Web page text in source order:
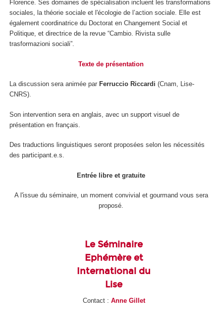
Florence. Ses domaines de spécialisation incluent les transformations
sociales, la théorie sociale et l'écologie de l’action sociale. Elle est
également coordinatrice du Doctorat en Changement Social et
Politique, et directrice de la revue “Cambio. Rivista sulle
trasformazioni sociali”.
Texte de présentation
La discussion sera animée par Ferruccio Riccardi (Cnam, Lise-
CNRS).
Son intervention sera en anglais, avec un support visuel de
présentation en français.
Des traductions linguistiques seront proposées selon les nécessités
des participant.e.s.
Entrée libre et gratuite
A l'issue du séminaire, un moment convivial et gourmand vous sera
proposé.
Le Séminaire
Ephémère et
International du
Lise
Contact : Anne Gillet